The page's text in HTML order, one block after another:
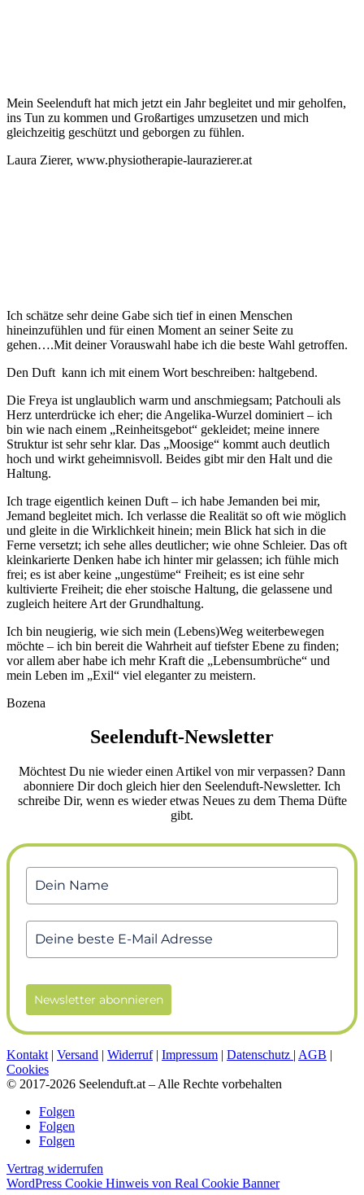
Mein Seelenduft hat mich jetzt ein Jahr begleitet und mir geholfen,
ins Tun zu kommen und Großartiges umzusetzen und mich
gleichzeitig geschützt und geborgen zu fühlen.
Laura Zierer, www.physiotherapie-laurazierer.at
Ich schätze sehr deine Gabe sich tief in einen Menschen
hineinzufühlen und für einen Moment an seiner Seite zu
gehen….Mit deiner Vorauswahl habe ich die beste Wahl getroffen.
Den Duft kann ich mit einem Wort beschreiben: haltgebend.
Die Freya ist unglaublich warm und anschmiegsam; Patchouli als
Herz unterdrücke ich eher; die Angelika-Wurzel dominiert – ich
bin wie nach einem „Reinheitsgebot“ gekleidet; meine innere
Struktur ist sehr sehr klar. Das „Moosige“ kommt auch deutlich
hoch und wirkt geheimnisvoll. Beides gibt mir den Halt und die
Haltung.
Ich trage eigentlich keinen Duft – ich habe Jemanden bei mir,
Jemand begleitet mich. Ich verlasse die Realität so oft wie möglich
und gleite in die Wirklichkeit hinein; mein Blick hat sich in die
Ferne versetzt; ich sehe alles deutlicher; wie ohne Schleier. Das oft
kleinkarierte Denken habe ich hinter mir gelassen; ich fühle mich
frei; es ist aber keine „ungestüme“ Freiheit; es ist eine sehr
kultivierte Freiheit; die eher stoische Haltung, die gelassene und
zugleich heitere Art der Grundhaltung.
Ich bin neugierig, wie sich mein (Lebens)Weg weiterbewegen
möchte – ich bin bereit die Wahrheit auf tiefster Ebene zu finden;
vor allem aber habe ich mehr Kraft die „Lebensumbrüche“ und
mein Leben im „Exil“ viel eleganter zu meistern.
Bozena
Seelenduft-Newsletter
Möchtest Du nie wieder einen Artikel von mir verpassen? Dann
abonniere Dir doch gleich hier den Seelenduft-Newsletter. Ich
schreibe Dir, wenn es wieder etwas Neues zu dem Thema Düfte
gibt.
Newsletter abonnieren
Kontakt | Versand | Widerruf| Impressum | Datenschutz | AGB |
Cookies
© 2017-2026 Seelenduft.at – Alle Rechte vorbehalten
Folgen
Folgen
Folgen
Vertrag widerrufen
WordPress Cookie Hinweis von Real Cookie Banner